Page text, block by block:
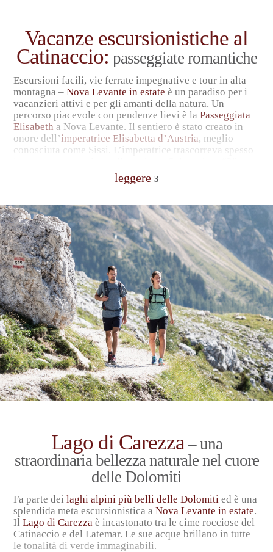
Vacanze escursionistiche al
Catinaccio: passeggiate romantiche
Escursioni facili, vie ferrate impegnative e tour in alta
montagna –Nova Levante in estate è un paradiso per i
vacanzieri attivi e per gli amanti della natura. Un
percorso piacevole con pendenze lievi è laPasseggiata
Elisabeth a Nova Levante. Il sentiero è stato creato in
onore dell’imperatrice Elisabetta d’Austria, meglio
conosciuta come Sissi. L’imperatrice trascorreva spesso
potrete raggiungere il monumento dell’imperatrice e la
passeggiata inizia sul sentiero “6/9”.
Castel Cornedo, il santuario di Pietralba e ilMuseo
contadino di Collepietrasono altre mete escursionistiche
interessanti nei dintorni di Nova Levante. A circa cinque
chilometri di distanza, l’osservatorio astronomico vi
invita ogni giovedì a una visita guidata affascinante.
Un’escursione varia consplendide veduteporta da Nova
Levante a Karhöfen. Lungo il percorso passerete i masi
Geigerhof e Schanghof e la segheria Latemar. Un
paesaggio idilliacovi aspetta durante la discesa verso la
Valle di Ega.
Saremo inoltre lieti di proporviescursioni guidate,visite
alle malgheevisite culturali
nei dintorni. Su richiesta
mettiamo anche volentieri a vostra disposizione
bastoncini da trekking, ramponcini ezainida escursione
per le vostre gite in Val d’Ega.
leggere 3
Lago di Carezza – una
straordinaria bellezza naturale nel cuore
delle Dolomiti
Fa parte deilaghi alpini più belli delle Dolomiti ed è una
splendida meta escursionistica aNova Levante in estate.
IlLago di Carezza è incastonato tra le cime rocciose del
Catinaccio e del Latemar. Le sue acque brillano in tutte
le tonalità di verde immaginabili.